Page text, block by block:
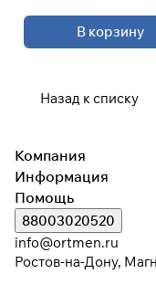
В корзину
Назад к списку
Компания
Информация
Помощь
88003020520
info@ortmen.ru
Ростов-на-Дону,